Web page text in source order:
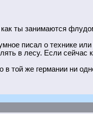
как ты занимаются
писал о технике
в лесу. Если сейчас
в той же германии ни